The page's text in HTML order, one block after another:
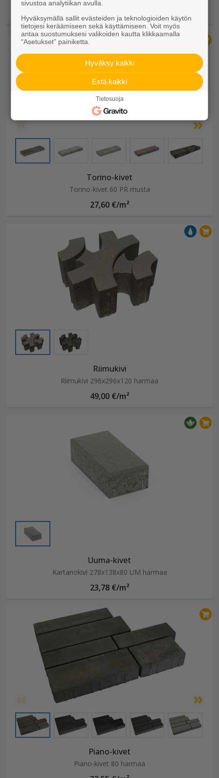
1,95 €/kpl
Torino-kivet
Torino-kivet 60 PR musta
27,60 €/m²
Riimukivi
Riimukivi 296x296x120 harmaa
49,00 €/m²
Uuma-kivet
Kartanokivi 278x138x80 UM harmaa
23,78 €/m²
Piano-kivet
Piano-kivet 80 harmaa
sivustoa analytiikan avulla.
Hyväksymällä sallit evästeiden ja teknologioiden käytön
tietojesi keräämiseen sekä käyttämiseen. Voit myös
antaa suostumuksesi valikoiden kautta klikkaamalla
“Asetukset” painiketta.
Hyväksy kaikki
Estä kaikki
Tietosuoja